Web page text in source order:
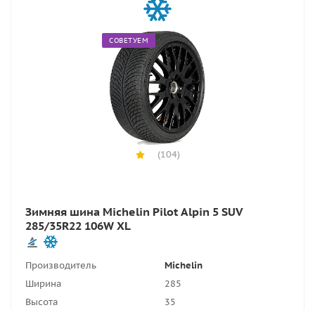
СОВЕТУЕМ
(104)
Зимняя шина Michelin Pilot Alpin 5 SUV
285/35R22 106W XL
Производитель
Michelin
Ширина
285
Высота
35